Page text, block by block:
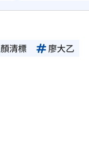
顏清標 廖大乙